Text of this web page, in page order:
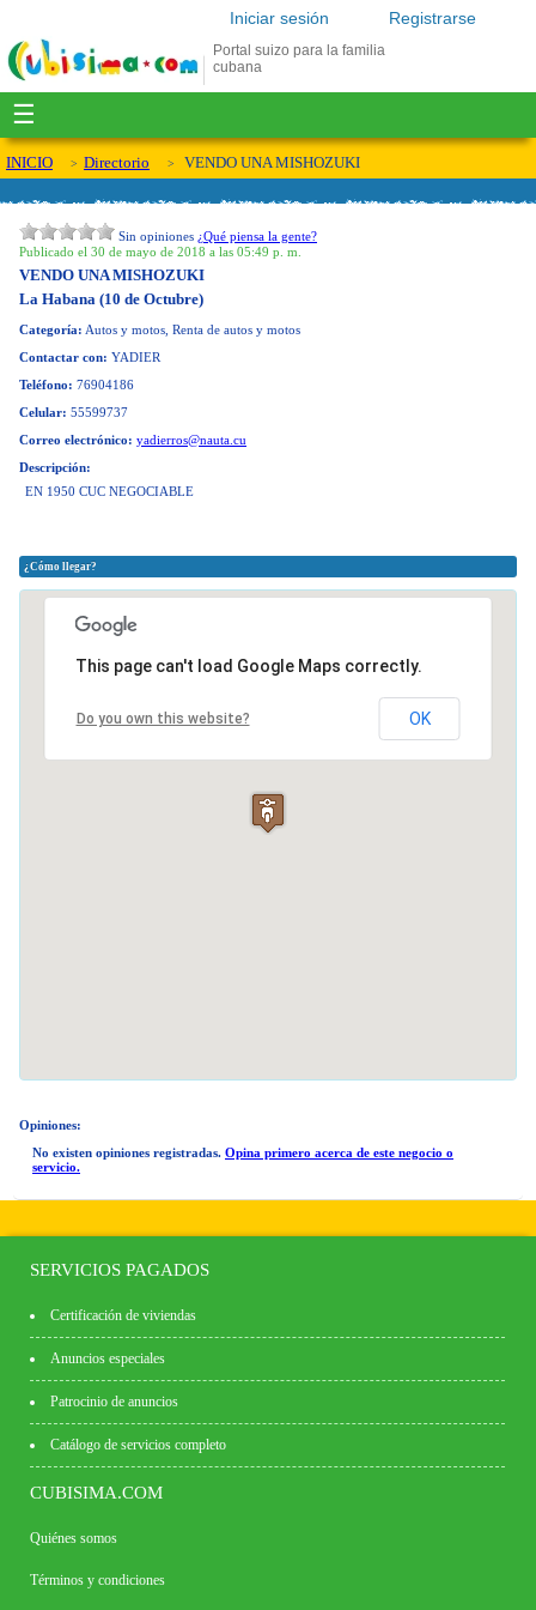
Registrarse
Iniciar sesión
Portal suizo para la familia
cubana
☰
INICIO Directorio VENDO UNA MISHOZUKI
Sin opiniones ¿Qué piensa la gente?
Publicado el 30 de mayo de 2018 a las 05:49 p. m.
VENDO UNA MISHOZUKI
La Habana (10 de Octubre)
Categoría: Autos y motos, Renta de autos y motos
Contactar con: YADIER
Teléfono: 76904186
Celular: 55599737
Correo electrónico: yadierros@nauta.cu
Descripción:
EN 1950 CUC NEGOCIABLE
¿Cómo llegar?
This page can't load Google Maps correctly.
Do you own this website? OK
Opiniones:
No existen opiniones registradas. Opina primero acerca de este negocio o
servicio.
SERVICIOS PAGADOS
Certificación de viviendas
Anuncios especiales
Patrocinio de anuncios
Catálogo de servicios completo
CUBISIMA.COM
Quiénes somos
Términos y condiciones